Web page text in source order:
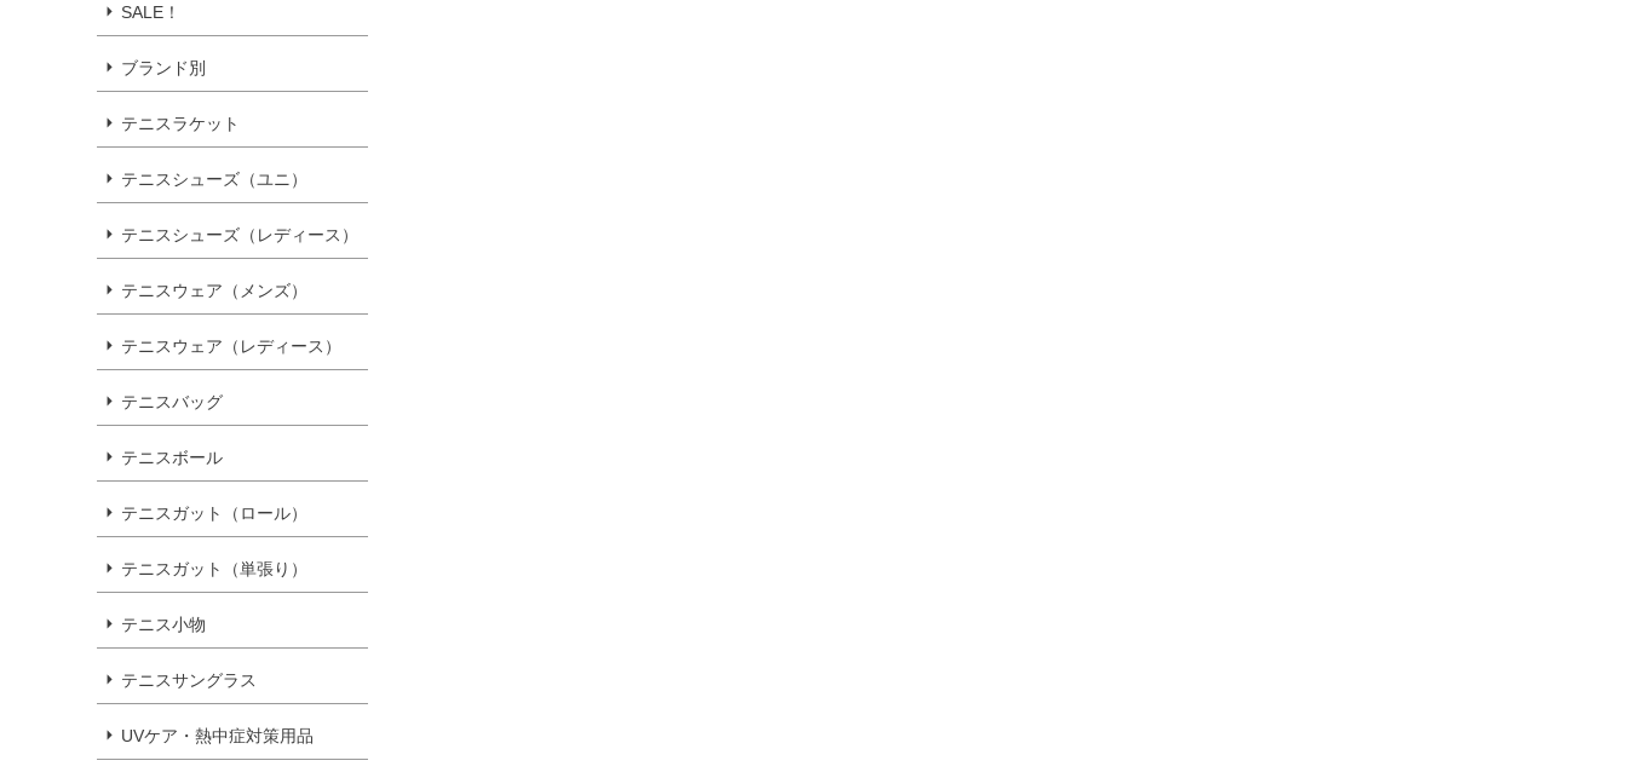
SALE！
ブランド別
テニスラケット
テニスシューズ（ユニ）
テニスシューズ（レディース）
テニスウェア（メンズ）
テニスウェア（レディース）
テニスバッグ
テニスボール
テニスガット（ロール）
テニスガット（単張り）
テニス小物
テニスサングラス
UVケア・熱中症対策用品